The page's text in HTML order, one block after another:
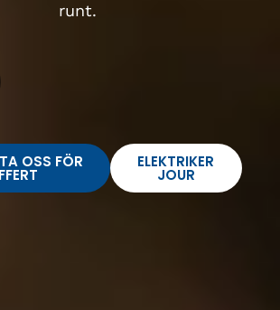
runt.
OSS FÖR ELEKTRIKER
JOUR